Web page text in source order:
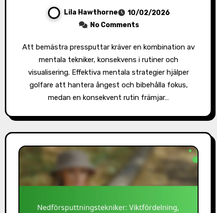
Lila Hawthorne
10/02/2026
No Comments
Att bemästra pressputtar kräver en kombination av
mentala tekniker, konsekvens i rutiner och
visualisering. Effektiva mentala strategier hjälper
golfare att hantera ångest och bibehålla fokus,
medan en konsekvent rutin främjar…